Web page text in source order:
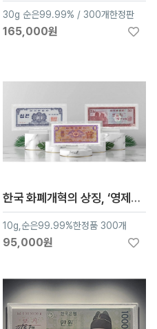
30g 순은99.99% / 300개한정판
165,000원
한국 화폐개혁의 상징, ‘영제권’ 컬러은지폐,10g,순은 99.99%
10g,순은99.99%한정품 300개
95,000원